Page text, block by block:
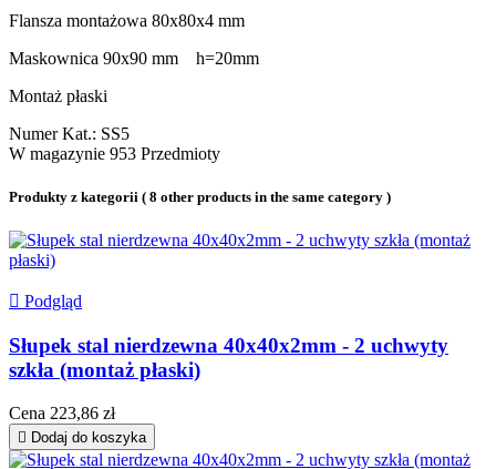
Flansza montażowa 80x80x4 mm
Maskownica 90x90 mm h=20mm
Montaż płaski
Numer Kat.: SS5
W magazynie 953 Przedmioty
Produkty z kategorii ( 8 other products in the same category )
 Podgląd
Słupek stal nierdzewna 40x40x2mm - 2 uchwyty
szkła (montaż płaski)
Cena 223,86 zł
 Dodaj do koszyka